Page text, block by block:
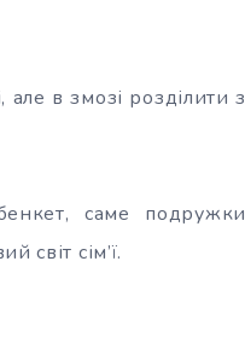
але в змозі розділити з
саме подружки
світ сім’ї.